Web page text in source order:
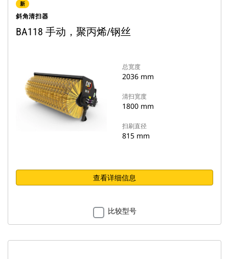
新
斜角清扫器
BA118 手动，聚丙烯/钢丝
总宽度
2036 mm
清扫宽度
1800 mm
扫刷直径
815 mm
查看详细信息
比较型号